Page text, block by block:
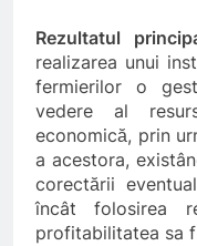
Rezultatul
realizarea unui
fermierilor o
vedere al
economică, prin
a acestora,
corectării
încât folosirea
profitabilitatea sa